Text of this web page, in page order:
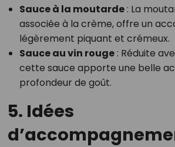
Sauce à la moutarde: La
associée à la crème, offre un
légèrement piquant et crémeux.
Sauce au vin rouge: Réduite
cette sauce apporte une belle
profondeur de goût.
5. Idées